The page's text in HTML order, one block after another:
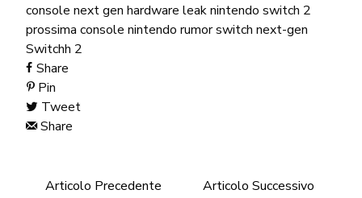
console next gen hardware leaknintendo switch 2
prossima console nintendo rumorswitch next-gen
Switchh 2
Share
Pin
Tweet
Share
Articolo Precedente
Articolo Successivo